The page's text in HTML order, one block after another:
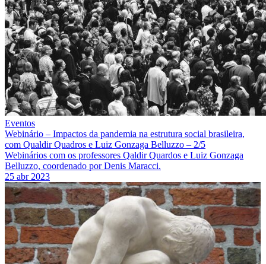
Eventos
Webinário – Impactos da pandemia na estrutura social brasileira,
com Qualdir Quadros e Luiz Gonzaga Belluzzo – 2/5
Webinários com os professores Qaldir Quardos e Luiz Gonzaga
Belluzzo, coordenado por Denis Maracci.
25 abr 2023